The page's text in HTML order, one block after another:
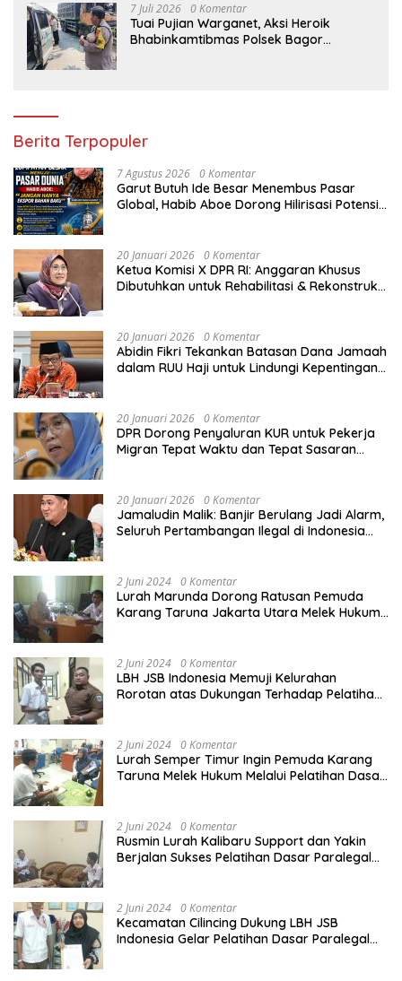
7 Juli 2026 0 Komentar
Tuai Pujian Warganet, Aksi Heroik
Bhabinkamtibmas Polsek Bagor
Berita Terpopuler
7 Agustus 2026 0 Komentar
Garut Butuh Ide Besar Menembus Pasar
Global, Habib Aboe Dorong Hilirisasi Potensi
20 Januari 2026 0 Komentar
Ketua Komisi X DPR RI: Anggaran Khusus
Dibutuhkan untuk Rehabilitasi & Rekonstruksi
20 Januari 2026 0 Komentar
Abidin Fikri Tekankan Batasan Dana Jamaah
dalam RUU Haji untuk Lindungi Kepentingan
20 Januari 2026 0 Komentar
DPR Dorong Penyaluran KUR untuk Pekerja
Migran Tepat Waktu dan Tepat Sasaran
20 Januari 2026 0 Komentar
Jamaludin Malik: Banjir Berulang Jadi Alarm,
Seluruh Pertambangan Ilegal di Indonesia
2 Juni 2024 0 Komentar
Lurah Marunda Dorong Ratusan Pemuda
Karang Taruna Jakarta Utara Melek Hukum
2 Juni 2024 0 Komentar
LBH JSB Indonesia Memuji Kelurahan
Rorotan atas Dukungan Terhadap Pelatihan
2 Juni 2024 0 Komentar
Lurah Semper Timur Ingin Pemuda Karang
Taruna Melek Hukum Melalui Pelatihan Dasar
2 Juni 2024 0 Komentar
Rusmin Lurah Kalibaru Support dan Yakin
Berjalan Sukses Pelatihan Dasar Paralegal
2 Juni 2024 0 Komentar
Kecamatan Cilincing Dukung LBH JSB
Indonesia Gelar Pelatihan Dasar Paralegal